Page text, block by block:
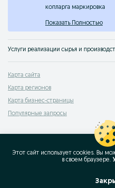
копларга маркировка
Показать Полностью
Услуги реализации сырья и
Карта сайта
Карта регионов
Карта бизнес-страницы
Популярные запросы
Этот сайт использует cookies. Вы
в своeм браузере.